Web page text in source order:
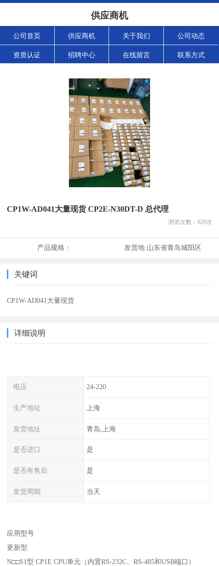
供应商机
公司首页 供应商机 关于我们 公司动态
资质认证 招聘中心 在线留言 联系方式
CP1W-AD041大量现货 CP2E-N30DT-D 总代理
浏览次数： 620次
产品规格： 发货地:山东省青岛城阳区
关键词
CP1W-AD041大量现货
详细说明
电压 24-220
生产地址 上海
发货地址 青岛,上海
是否进口 是
是否有售后 是
发货周期 当天
应用型号
更新型
N□□S1型 CP1E CPU单元（内置RS-232C、RS-485和USB端口）